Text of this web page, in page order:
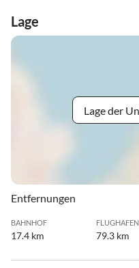
Lage
Lage der
Entfernungen
BAHNHOF
17.4 km
FLUGHAFEN
79.3 km